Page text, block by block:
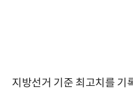
지방선거 기준 최고치를